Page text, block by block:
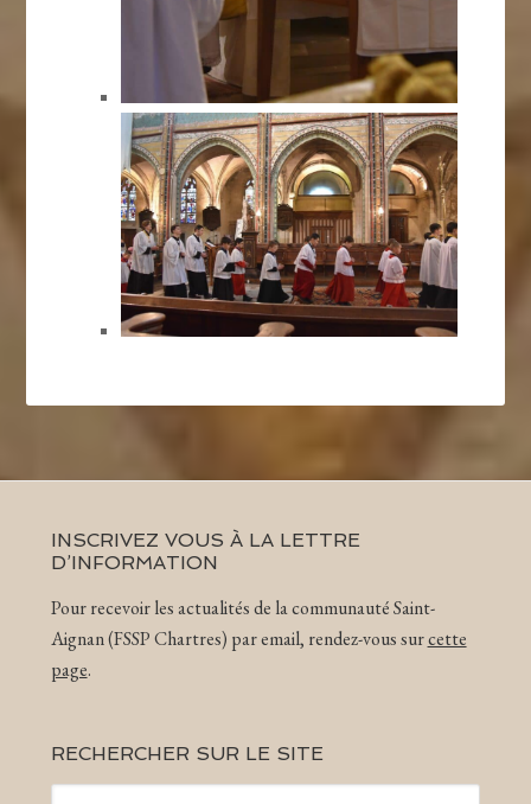
INSCRIVEZ VOUS À LA LETTRE
D’INFORMATION
Pour recevoir les actualités de la communauté Saint-
Aignan (FSSP Chartres) par email, rendez-vous surcette
page.
RECHERCHER SUR LE SITE